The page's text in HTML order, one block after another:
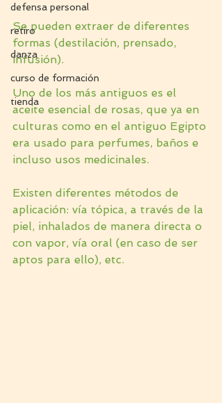
defensa personal
retiro
danza
curso de formación
tienda
Se pueden extraer de diferentes
formas (destilación, prensado,
infusión).
Uno de los más antiguos es el
aceite esencial de rosas, que ya en
culturas como en el antiguo Egipto
era usado para perfumes, baños e
incluso usos medicinales.
Existen diferentes métodos de
aplicación: vía tópica, a través de la
piel, inhalados de manera directa o
con vapor, vía oral (en caso de ser
aptos para ello), etc.